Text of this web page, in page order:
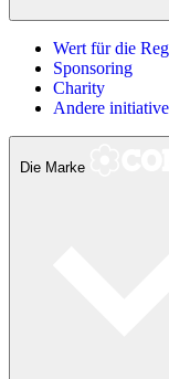
Wert für die
Sponsoring
Charity
Andere
Die Marke